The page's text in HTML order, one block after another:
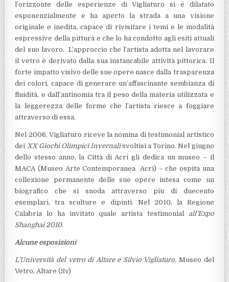
l’orizzonte delle esperienze di Vigliaturo si è dilatato
esponenzialmente e ha aperto la strada a una visione
originale e inedita, capace di rivisitare i temi e le modalità
espressive della pittura e che lo ha condotto agli esiti attuali
del suo lavoro. L’approccio che l’artista adotta nel lavorare
il vetro è derivato dalla sua instancabile attività pittorica. Il
forte impatto visivo delle sue opere nasce dalla trasparenza
dei colori, capace di generare un’affascinante sembianza di
fluidità, e dall’antinomia tra il peso della materia utilizzata e
la leggerezza delle forme che l’artista riesce a foggiare
attraverso di essa.
Nel 2006, Vigliaturo riceve la nomina di testimonial artistico
dei XX Giochi Olimpici Invernalisvoltisi a Torino. Nel giugno
dello stesso anno, la Città di Acri gli dedica un museo – il
MACA (Museo Arte Contemporanea Acri) – che ospita una
collezione permanente delle sue opere intesa come un
biografico che si snoda attraverso più di duecento
esemplari, tra sculture e dipinti. Nel 2010, la Regione
Calabria lo ha invitato quale artista testimonial all’Expo
Shanghai 2010.
Alcune esposizioni
L’Università del vetro di Altare e Silvio Vigliaturo, Museo del
Vetro, Altare (Sv)